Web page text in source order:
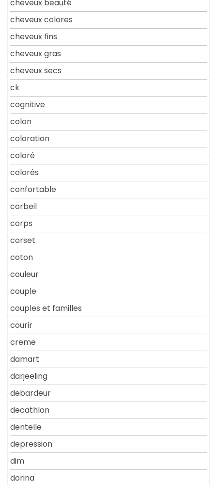
cheveux beauté
cheveux colores
cheveux fins
cheveux gras
cheveux secs
ck
cognitive
colon
coloration
coloré
colorés
confortable
corbeil
corps
corset
coton
couleur
couple
couples et familles
courir
creme
damart
darjeeling
debardeur
decathlon
dentelle
depression
dim
dorina